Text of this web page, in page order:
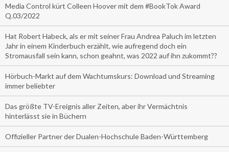
Media Control kürt Colleen Hoover mit dem #BookTok Award
Q.03/2022
Hat Robert Habeck, als er mit seiner Frau Andrea Paluch im letzten
Jahr in einem Kinderbuch erzählt, wie aufregend doch ein
Stromausfall sein kann, schon geahnt, was 2022 auf ihn zukommt??
Hörbuch-Markt auf dem Wachtumskurs: Download und Streaming
immer beliebter
Das größte TV-Ereignis aller Zeiten, aber ihr Vermächtnis
hinterlässt sie in Büchern
Offizieller Partner der Dualen-Hochschule Baden-Württemberg